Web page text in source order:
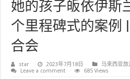
她的孩子皈依伊斯
个里程碑式的案例
合会
star 2023年7月18日
马来西亚旅
Leave a comment
685 Views